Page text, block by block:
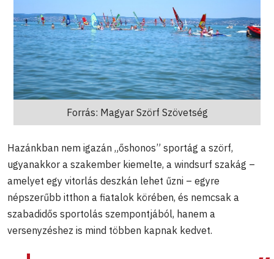
Forrás: Magyar Szörf Szövetség
Hazánkban nem igazán „őshonos” sportág a szörf,
ugyanakkor a szakember kiemelte, a windsurf szakág –
amelyet egy vitorlás deszkán lehet űzni – egyre
népszerűbb itthon a fiatalok körében, és nemcsak a
szabadidős sportolás szempontjából, hanem a
versenyzéshez is mind többen kapnak kedvet.